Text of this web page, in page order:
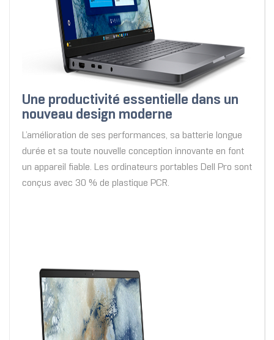
Une productivité essentielle dans un
nouveau design moderne
L’amélioration de ses performances, sa batterie longue
durée et sa toute nouvelle conception innovante en font
un appareil fiable. Les ordinateurs portables Dell Pro sont
conçus avec 30 % de plastique PCR.